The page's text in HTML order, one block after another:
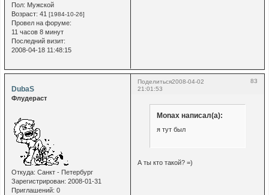
Пол: Мужской
Возраст: 41 [1984-10-26]
Провел на форуме:
11 часов 8 минут
Последний визит:
2008-04-18 11:48:15
Поделиться 83
2008-04-02
21:01:53
DubaS
Флудераст
Откуда: Санкт - Петербург
Зарегистрирован: 2008-01-31
Приглашений: 0
Monax написал(а):
я тут был
А ты кто такой? =)